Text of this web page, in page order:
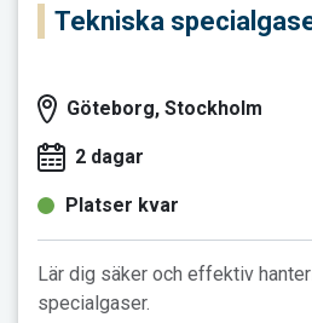
Tekniska
Göteborg, Stockholm
2 dagar
Platser kvar
Lär dig säker och effektiv
specialgaser.